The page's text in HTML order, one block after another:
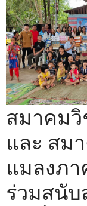
สมาคม
และ สม
แมลงภ
ร่วมสนับ